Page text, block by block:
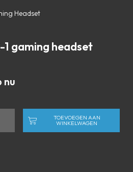
gaming headset
TOEVOEGEN AAN
WINKELWAGEN